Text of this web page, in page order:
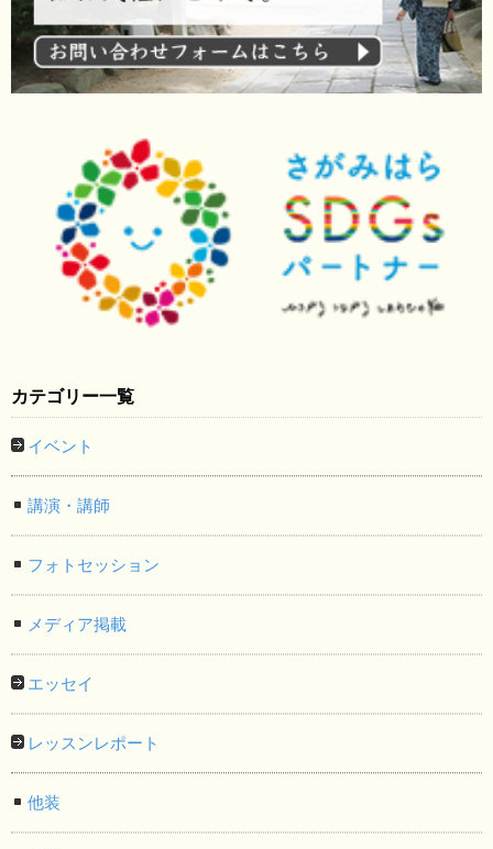
カテゴリー一覧
イベント
講演・講師
フォトセッション
メディア掲載
エッセイ
レッスンレポート
他装